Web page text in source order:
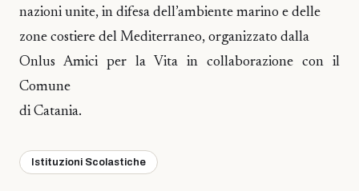
nazioni unite, in difesa dell’ambiente marino e delle
zone costiere del Mediterraneo, organizzato dalla
Onlus Amici per la Vita in collaborazione con il
Comune
di Catania.
Istituzioni Scolastiche